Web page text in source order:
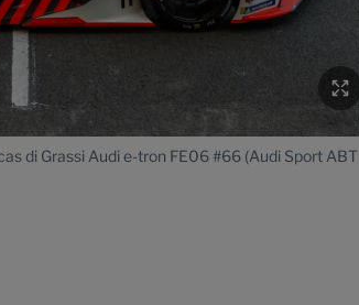
di Grassi Audi e-tron FE06 #66 (Audi Sport ABT